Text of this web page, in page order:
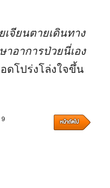
จียนตายเดินทาง
าอาการป่วยนี่เอง
ดโปร่งโล่งใจขึ้น
หน้าถัดไป